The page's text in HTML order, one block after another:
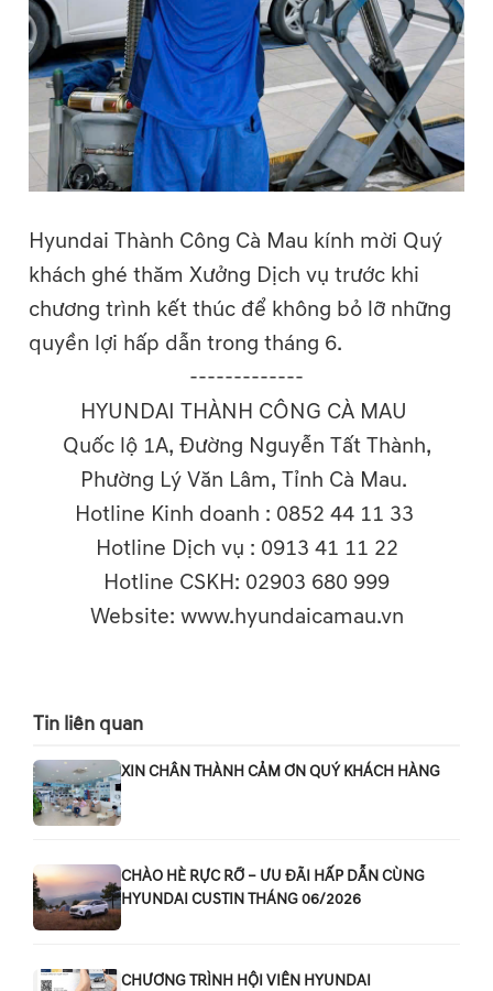
Hyundai Thành Công Cà Mau kính mời Quý
khách ghé thăm Xưởng Dịch vụ trước khi
chương trình kết thúc để không bỏ lỡ những
quyền lợi hấp dẫn trong tháng 6.
-------------
HYUNDAI THÀNH CÔNG CÀ MAU
Quốc lộ 1A, Đường Nguyễn Tất Thành,
Phường Lý Văn Lâm, Tỉnh Cà Mau.
Hotline Kinh doanh : 0852 44 11 33
Hotline Dịch vụ : 0913 41 11 22
Hotline CSKH: 02903 680 999
Website: www.hyundaicamau.vn
Tin liên quan
XIN CHÂN THÀNH CẢM ƠN QUÝ KHÁCH HÀNG
CHÀO HÈ RỰC RỠ – ƯU ĐÃI HẤP DẪN CÙNG
HYUNDAI CUSTIN THÁNG 06/2026
CHƯƠNG TRÌNH HỘI VIÊN HYUNDAI